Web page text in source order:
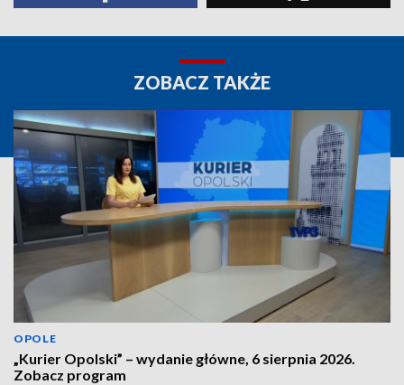
ZOBACZ TAKŻE
OPOLE
„Kurier Opolski” – wydanie główne, 6 sierpnia 2026.
Zobacz program